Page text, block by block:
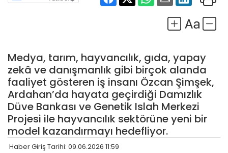
Medya, tarım, hayvancılık, gıda, yapay
zekâ ve danışmanlık gibi birçok alanda
faaliyet gösteren iş insanı Özcan Şimşek,
Ardahan’da hayata geçirdiği Damızlık
Düve Bankası ve Genetik Islah Merkezi
Projesi ile hayvancılık sektörüne yeni bir
model kazandırmayı hedefliyor.
Haber Giriş Tarihi: 09.06.2026 11:59